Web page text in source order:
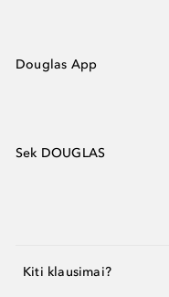
Douglas App
Sek DOUGLAS
Kiti klausimai?